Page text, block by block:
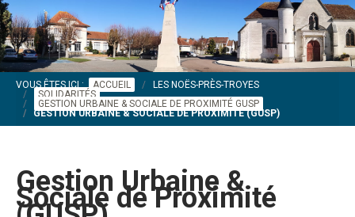
VOUS ÊTES ICI : ACCUEIL
LES NOËS-PRÈS-TROYES
SOLIDARITÉS
GESTION URBAINE & SOCIALE DE PROXIMITÉ GUSP
GESTION URBAINE & SOCIALE DE PROXIMITÉ (GUSP)
Gestion Urbaine &
Sociale de Proximité